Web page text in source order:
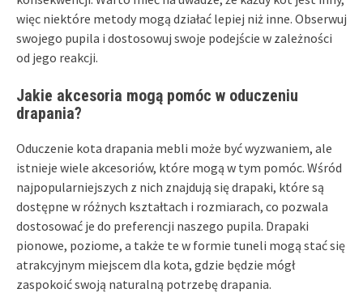
więc niektóre metody mogą działać lepiej niż inne. Obserwuj
swojego pupila i dostosowuj swoje podejście w zależności
od jego reakcji.
Jakie akcesoria mogą pomóc w oduczeniu
drapania?
Oduczenie kota drapania mebli może być wyzwaniem, ale
istnieje wiele akcesoriów, które mogą w tym pomóc. Wśród
najpopularniejszych z nich znajdują się drapaki, które są
dostępne w różnych kształtach i rozmiarach, co pozwala
dostosować je do preferencji naszego pupila. Drapaki
pionowe, poziome, a także te w formie tuneli mogą stać się
atrakcyjnym miejscem dla kota, gdzie będzie mógł
zaspokoić swoją naturalną potrzebę drapania.